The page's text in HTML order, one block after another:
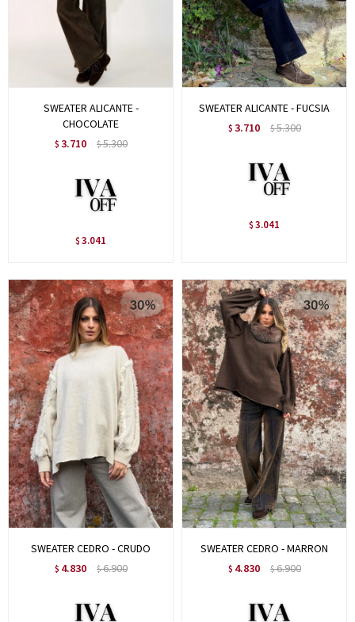
SWEATER ALICANTE -
CHOCOLATE
$ 3.710 $5.300
$ 3.041
SWEATER ALICANTE - FUCSIA
$ 3.710 $5.300
$ 3.041
SWEATER CEDRO - CRUDO
$ 4.830 $6.900
SWEATER CEDRO - MARRON
$ 4.830 $6.900